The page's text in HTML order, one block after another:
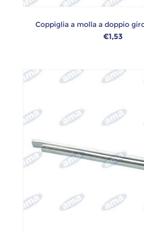
Coppiglia a molla a doppio
€1,53